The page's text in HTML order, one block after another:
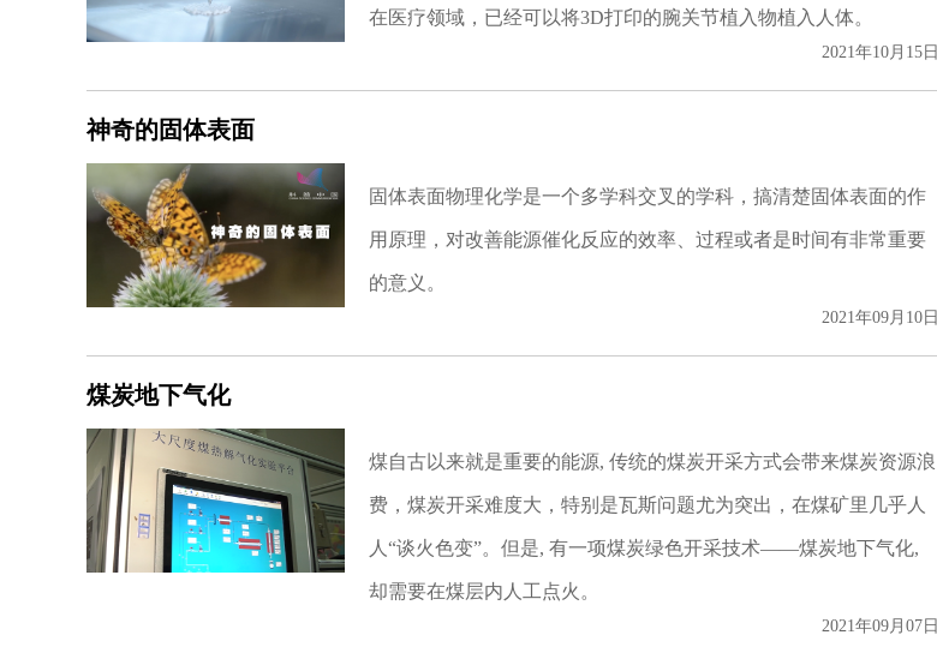
在医疗领域，已经可以将3D打印的腕关节植入物植入人体。
2021年10月15日
神奇的固体表面
固体表面物理化学是一个多学科交叉的学科，搞清楚固体表面的作
用原理，对改善能源催化反应的效率、过程或者是时间有非常重要
的意义。
2021年09月10日
煤炭地下气化
煤自古以来就是重要的能源, 传统的煤炭开采方式会带来煤炭资源浪
费，煤炭开采难度大，特别是瓦斯问题尤为突出，在煤矿里几乎人
人“谈火色变”。但是, 有一项煤炭绿色开采技术——煤炭地下气化,
却需要在煤层内人工点火。
2021年09月07日